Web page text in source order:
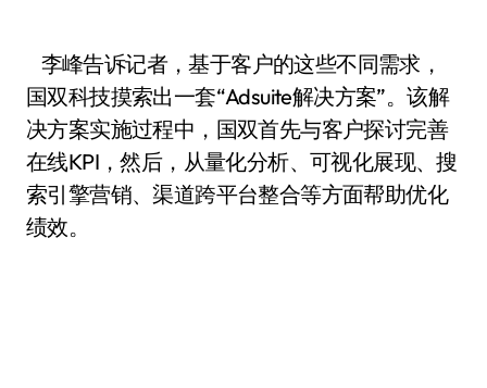
李峰告诉记者，基于客户的这些不同需求，
国双科技摸索出一套“Adsuite解决方案”。该解
决方案实施过程中，国双首先与客户探讨完善
在线KPI，然后，从量化分析、可视化展现、搜
索引擎营销、渠道跨平台整合等方面帮助优化
绩效。